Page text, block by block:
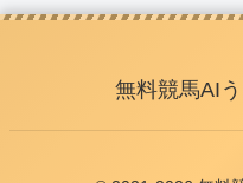
無料競馬AI